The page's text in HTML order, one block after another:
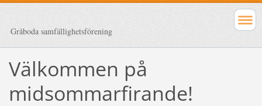
Gråboda samfällighetsförening
Välkommen på
midsommarfirande!